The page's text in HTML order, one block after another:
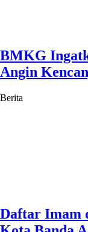
BMKG
Angin
Berita
Daftar Imam